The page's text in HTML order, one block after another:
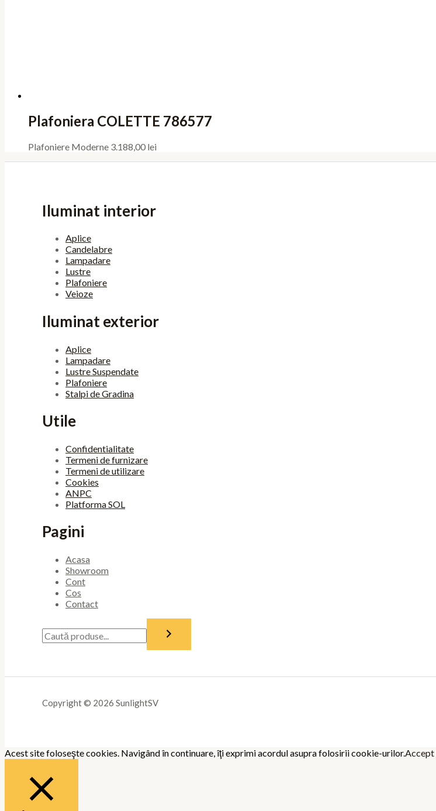
Plafoniera COLETTE 786577
Plafoniere Moderne 3.188,00 lei
Iluminat interior
Aplice
Candelabre
Lampadare
Lustre
Plafoniere
Veioze
Iluminat exterior
Aplice
Lampadare
Lustre Suspendate
Plafoniere
Stalpi de Gradina
Utile
Confidentialitate
Termeni de furnizare
Termeni de utilizare
Cookies
ANPC
Platforma SOL
Pagini
Acasa
Showroom
Cont
Cos
Contact
Copyright © 2026 SunlightSV
Acest site foloseşte cookies. Navigând în continuare, îţi exprimi acordul asupra folosirii cookie-urilor.Accept